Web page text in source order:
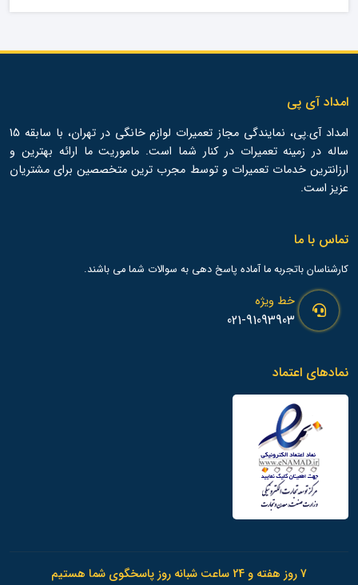
امداد آی پی
امداد آی.پی، نمایندگی مجاز تعمیرات لوازم خانگی در تهران، با سابقه 15
ساله در زمینه تعمیرات در کنار شما است. ماموریت ما ارائه بهترین و
ارزانترین خدمات تعمیرات و توسط مجرب ترین متخصصین برای مشتریان
عزیز است.
تماس با ما
کارشناسان باتجربه ما آماده پاسخ دهی به سوالات شما می باشند.
خط ویژه
021-91093903
نمادهای اعتماد
7 روز هفته و 24 ساعت شبانه روز پاسخگوی شما هستیم